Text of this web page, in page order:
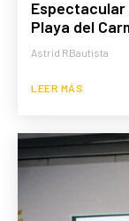
Espectacular
Playa del
Astrid RBautista
LEER MÁS